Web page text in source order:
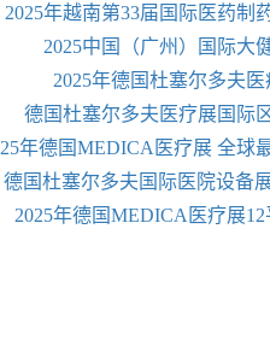
2025年越南第33届国际医药制
2025中国（广州）国际大
2025年德国杜塞尔多夫
德国杜塞尔多夫医疗展国际
25年德国MEDICA医疗展 全球
德国杜塞尔多夫国际医院设备
2025年德国MEDICA医疗展